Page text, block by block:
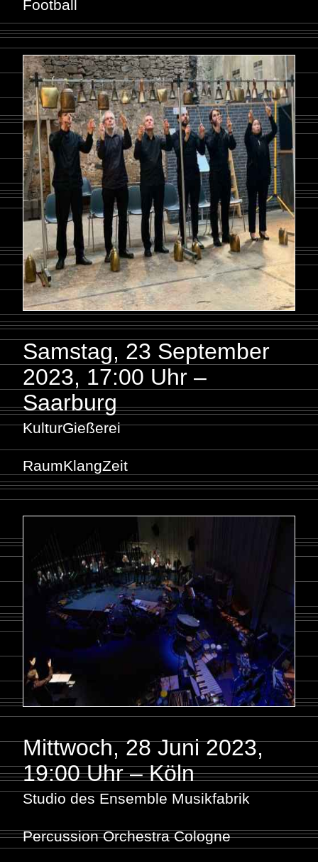
Football
Samstag, 23 September
2023, 17:00 Uhr –
Saarburg
KulturGießerei
RaumKlangZeit
Mittwoch, 28 Juni 2023,
19:00 Uhr – Köln
Studio des Ensemble Musikfabrik
Percussion Orchestra Cologne